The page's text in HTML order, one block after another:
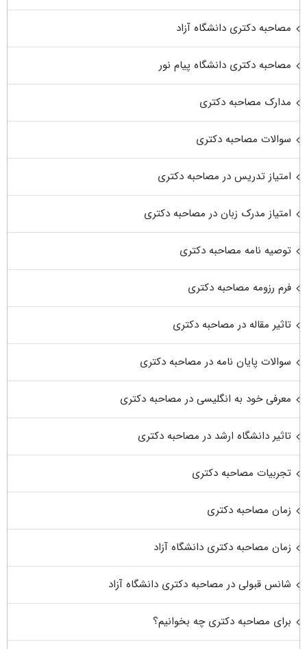
مصاحبه دکتری دانشگاه آزاد
مصاحبه دکتری دانشگاه پیام نور
مدارک مصاحبه دکتری
سوالات مصاحبه دکتری
امتیاز تدریس در مصاحبه دکتری
امتیاز مدرک زبان در مصاحبه دکتری
توصیه نامه مصاحبه دکتری
فرم رزومه مصاحبه دکتری
تاثیر مقاله در مصاحبه دکتری
سوالات پایان نامه در مصاحبه دکتری
معرفی خود به انگلیسی در مصاحبه دکتری
تاثیر دانشگاه ارشد در مصاحبه دکتری
تجربیات مصاحبه دکتری
زمان مصاحبه دکتری
زمان مصاحبه دکتری دانشگاه آزاد
شانس قبولی در مصاحبه دکتری دانشگاه آزاد
برای مصاحبه دکتری چه بخوانیم؟